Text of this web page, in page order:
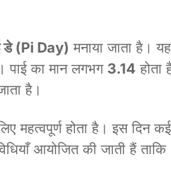
डे (Pi Day) मनाया जाता है। यह
पाई का मान लगभग 3.14 होता
है।
महत्वपूर्ण होता है। इस दिन कई
आयोजित की जाती हैं ताकि